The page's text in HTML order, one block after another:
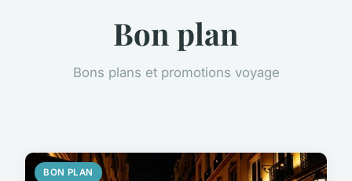
Bon plan
Bons plans et promotions voyage
BON PLAN